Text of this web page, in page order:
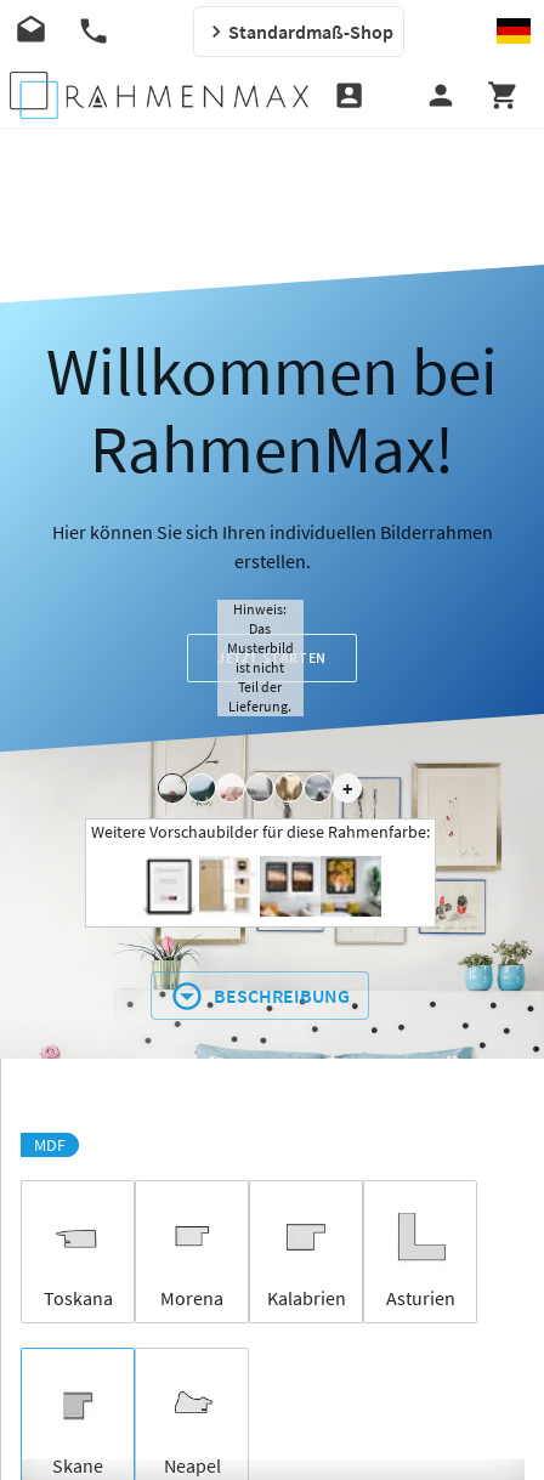
Standardmaß-Shop
Willkommen bei
RahmenMax!
Hier können Sie sich Ihren individuellen Bilderrahmen
erstellen.
JETZT STARTEN
+
Hinweis:
Das
Musterbild
ist nicht
Teil der
Lieferung.
Weitere Vorschaubilder für diese Rahmenfarbe:
BESCHREIBUNG
MDF
Toskana Morena Kalabrien Asturien
Skane Neapel